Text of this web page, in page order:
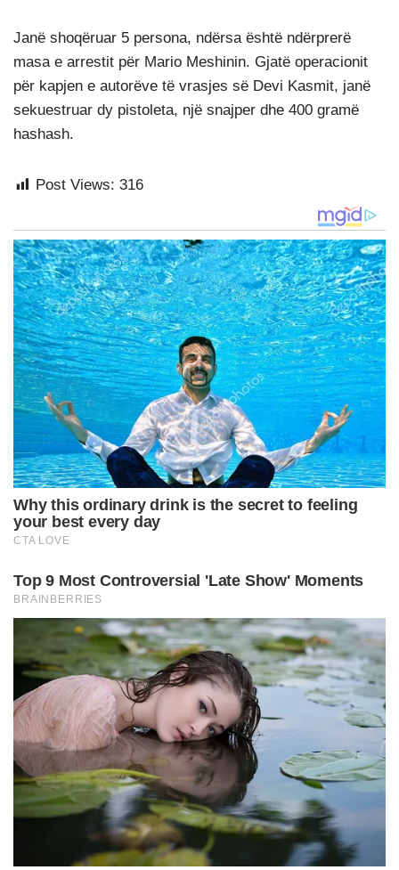
Janë shoqëruar 5 persona, ndërsa është ndërprerë
masa e arrestit për Mario Meshinin. Gjatë operacionit
për kapjen e autorëve të vrasjes së Devi Kasmit, janë
sekuestruar dy pistoleta, një snajper dhe 400 gramë
hashash.
Post Views: 316